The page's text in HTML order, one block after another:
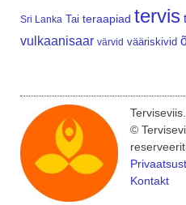
Sri Lanka Tai teraapiad tervis
vulkaanisaar värvid vääriskivid
©
Kontakt